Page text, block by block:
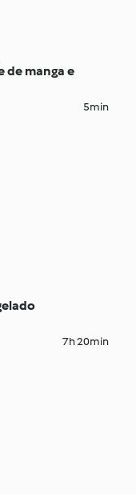
de manga e
5min
7h 20min